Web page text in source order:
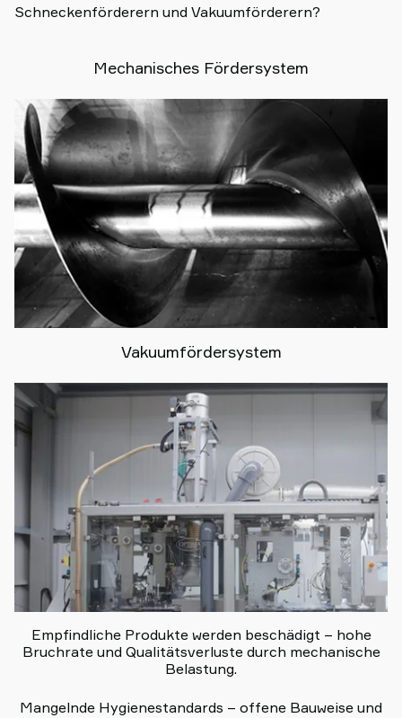
Schneckenförderern und Vakuumförderern?
Mechanisches Fördersystem
Vakuumfördersystem
Empfindliche Produkte werden beschädigt – hohe
Bruchrate und Qualitätsverluste durch mechanische
Belastung.
Mangelnde Hygienestandards – offene Bauweise und